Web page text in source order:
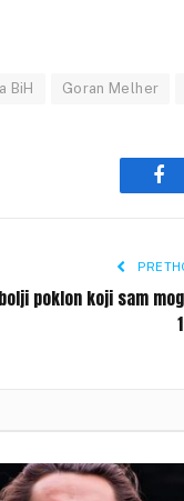
BiH Goran Melher
poklon koji sam